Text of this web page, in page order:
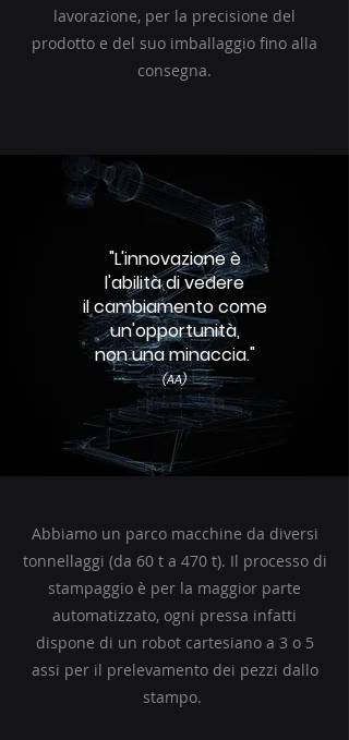
lavorazione, per la precisione del
prodotto e del suo imballaggio fino alla
consegna.
"L'innovazione è
l'abilità di vedere
il cambiamento come
un'opportunità,
non una minaccia."
(AA)
Abbiamo un parco macchine da diversi
tonnellaggi (da 60 t a 470 t). Il processo di
stampaggio è per la maggior parte
automatizzato, ogni pressa infatti
dispone di un robot cartesiano a 3 o 5
assi per il prelevamento dei pezzi dallo
stampo.